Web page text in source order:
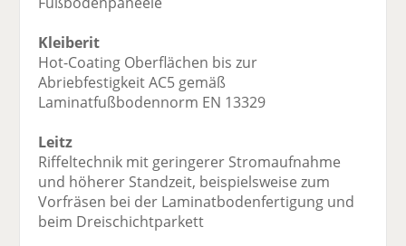
Kleiberit
Hot-Coating Oberflächen bis zur
Abriebfestigkeit AC5 gemäß
Laminatfußbodennorm EN 13329
Leitz
Riffeltechnik mit geringerer Stromaufnahme
und höherer Standzeit, beispielsweise zum
Vorfräsen bei der Laminatbodenfertigung und
beim Dreischichtparkett